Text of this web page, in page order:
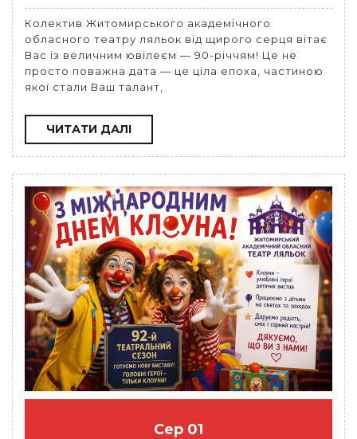
Колектив Житомирського академічного
обласного театру ляльок від щирого серця вітає
Вас із величним ювілеєм — 90-річчям! Це не
просто поважна дата — це ціла епоха, частиною
якої стали Ваш талант,
ЧИТАТИ ДАЛІЧИТАТИ
ДАЛІ
Сер 01